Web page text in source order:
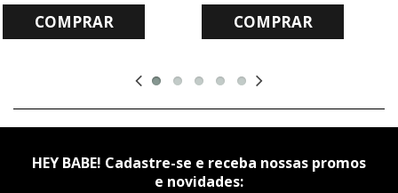
COMPRAR COMPRAR
HEY BABE! Cadastre-se e receba nossas promos
e novidades: